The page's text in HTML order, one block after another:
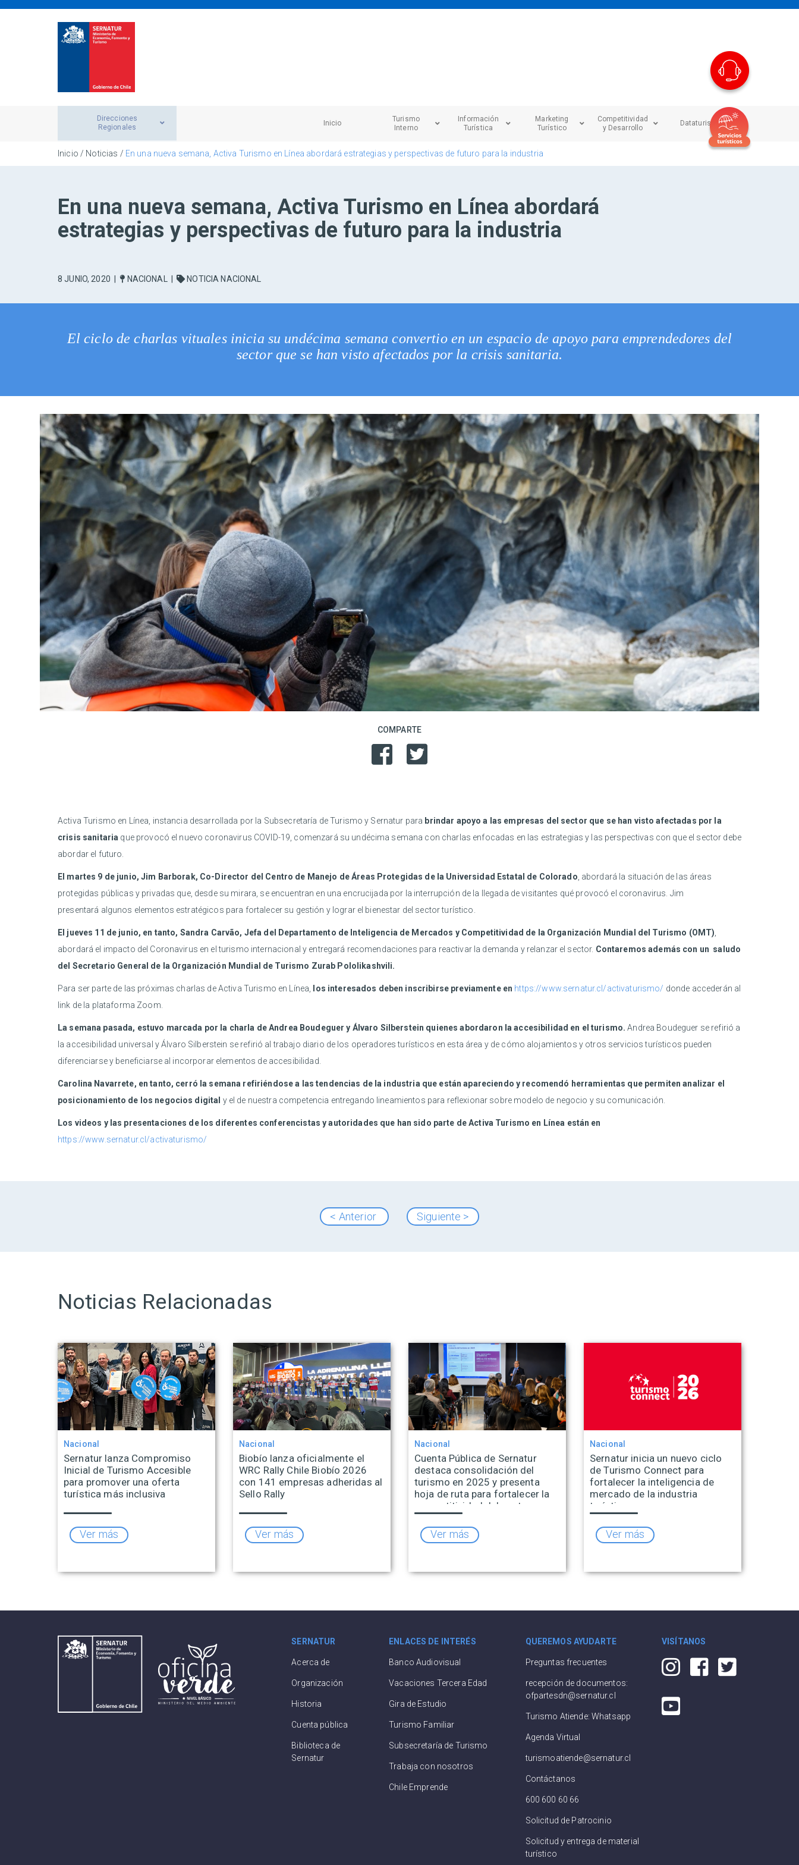
Direcciones
Regionales
Inicio
Turismo
Interno
Información
Turística
Marketing
Turístico
Competitividad
y Desarrollo
Dataturismo
Inicio / Noticias / En una nueva semana, Activa Turismo en Línea abordará estrategias y perspectivas de futuro para la industria
En una nueva semana, Activa Turismo en Línea abordará
estrategias y perspectivas de futuro para la industria
8 JUNIO, 2020 NACIONAL NOTICIA NACIONAL
El ciclo de charlas vituales inicia su undécima semana convertio en un espacio de apoyo para emprendedores del
sector que se han visto afectados por la crisis sanitaria.
COMPARTE
Activa Turismo en Línea, instancia desarrollada por la Subsecretaría de Turismo y Sernatur para brindar apoyo a las empresas del sector que se han visto afectadas por la
crisis sanitaria que provocó el nuevo coronavirus COVID-19, comenzará su undécima semana con charlas enfocadas en las estrategias y las perspectivas con que el sector debe
abordar el futuro.
El martes 9 de junio, Jim Barborak, Co-Director del Centro de Manejo de Áreas Protegidas de la Universidad Estatal de Colorado , abordará la situación de las áreas
protegidas públicas y privadas que, desde su mirara, se encuentran en una encrucijada por la interrupción de la llegada de visitantes qué provocó el coronavirus. Jim
presentará algunos elementos estratégicos para fortalecer su gestión y lograr el bienestar del sector turístico.
El jueves 11 de junio, en tanto, Sandra Carvão, Jefa del Departamento de Inteligencia de Mercados y Competitividad de la Organización Mundial del Turismo (OMT)
abordará el impacto del Coronavirus en el turismo internacional y entregará recomendaciones para reactivar la demanda y relanzar el sector. Contaremos además con un saludo
del Secretario General de la Organización Mundial de Turismo Zurab Pololikashvili.
Para ser parte de las próximas charlas de Activa Turismo en Línea, los interesados deben inscribirse previamente en https://www.sernatur.cl/activaturismo/ donde accederán al
link de la plataforma Zoom.
La semana pasada, estuvo marcada por la charla de Andrea Boudeguer y Álvaro Silberstein quienes abordaron la accesibilidad en el turismo. Andrea Boudeguer se refirió a
la accesibilidad universal y Álvaro Silberstein se refirió al trabajo diario de los operadores turísticos en esta área y de cómo alojamientos y otros servicios turísticos pueden
diferenciarse y beneficiarse al incorporar elementos de accesibilidad.
Carolina Navarrete, en tanto, cerró la semana refiriéndose a las tendencias de la industria que están apareciendo y recomendó herramientas que permiten analizar el
posicionamiento de los negocios digital y el de nuestra competencia entregando lineamientos para reflexionar sobre modelo de negocio y su comunicación.
Los videos y las presentaciones de los diferentes conferencistas y autoridades que han sido parte de Activa Turismo en Línea están en
https://www.sernatur.cl/activaturismo/
< Anterior Siguiente >
Noticias Relacionadas
Nacional
Sernatur lanza Compromiso
Inicial de Turismo Accesible
para promover una oferta
turística más inclusiva
Ver más
Nacional
Biobío lanza oficialmente el
WRC Rally Chile Biobío 2026
con 141 empresas adheridas al
Sello Rally
Ver más
Nacional
Cuenta Pública de Sernatur
destaca consolidación del
turismo en 2025 y presenta
hoja de ruta para fortalecer la
competitividad del sector
Ver más
Nacional
Sernatur inicia un nuevo ciclo
de Turismo Connect para
fortalecer la inteligencia de
mercado de la industria
turística
Ver más
SERNATUR
Acerca de
Organización
Historia
Cuenta pública
Biblioteca de
Sernatur
ENLACES DE INTERÉS
Banco Audiovisual
Vacaciones Tercera Edad
Gira de Estudio
Turismo Familiar
Subsecretaría de Turismo
Trabaja con nosotros
Chile Emprende
QUEREMOS AYUDARTE
Preguntas frecuentes
recepción de documentos:
ofpartesdn@sernatur.cl
Turismo Atiende: Whatsapp
Agenda Virtual
turismoatiende@sernatur.cl
Contáctanos
600 600 60 66
Solicitud de Patrocinio
Solicitud y entrega de material
turístico
VISÍTANOS